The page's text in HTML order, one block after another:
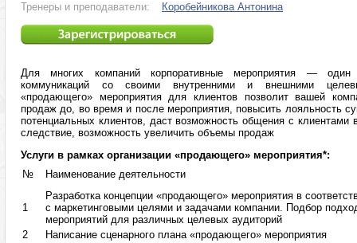
Тренеры и преподаватели: Коробейникова Антонина
Для многих компаний корпоративные мероприятия — один
коммуникаций со своими внутренними и внешними
«продающего» мероприятия для клиентов позволит вашей
продаж до, во время и после мероприятия, повысить лояльность
потенциальных клиентов, даст возможность общения с клиентами
следствие, возможность увеличить объемы продаж
Услуги в рамках организации «продающего» мероприятия*:
№
Наименование деятельности
1
Разработка концепции «продающего» мероприятия в
с маркетинговыми целями и задачами компании. Подбор
мероприятий для различных целевых аудиторий
2
Написание сценарного плана «продающего» мероприятия